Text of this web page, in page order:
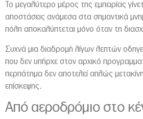
Το μεγαλύτερο μέρος της εμπειρίας
αποστάσεις ανάμεσα στα σημαντικά
πόλη αποκαλύπτεται μόνο όταν τη
Συχνά μια διαδρομή λίγων λεπτών
που δεν υπήρχε στον αρχικό
περπάτημα δεν αποτελεί απλώς
επίσκεψης.
Από αεροδρόμιο στο